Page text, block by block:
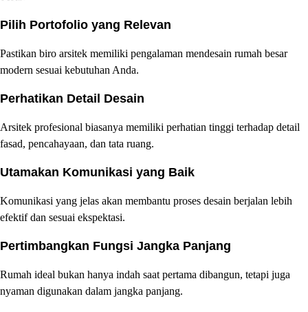
Pilih Portofolio yang Relevan
Pastikan biro arsitek memiliki pengalaman mendesain rumah besar
modern sesuai kebutuhan Anda.
Perhatikan Detail Desain
Arsitek profesional biasanya memiliki perhatian tinggi terhadap detail
fasad, pencahayaan, dan tata ruang.
Utamakan Komunikasi yang Baik
Komunikasi yang jelas akan membantu proses desain berjalan lebih
efektif dan sesuai ekspektasi.
Pertimbangkan Fungsi Jangka Panjang
Rumah ideal bukan hanya indah saat pertama dibangun, tetapi juga
nyaman digunakan dalam jangka panjang.